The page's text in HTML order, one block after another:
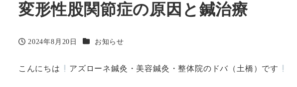
変形性股関節症の原因と鍼治療
投稿日
2024年8月20日 カテゴリー
お知らせ
こんにちは アズローネ鍼灸・美容鍼灸・整体院のドバ（土橋）です